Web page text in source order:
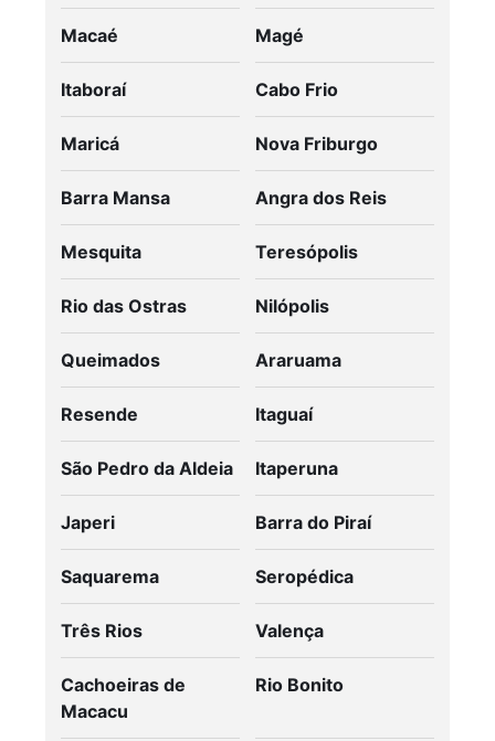
Macaé Magé
Itaboraí Cabo Frio
Maricá Nova Friburgo
Barra Mansa Angra dos Reis
Mesquita Teresópolis
Rio das Ostras Nilópolis
Queimados Araruama
Resende Itaguaí
São Pedro da Aldeia Itaperuna
Japeri Barra do Piraí
Saquarema Seropédica
Três Rios Valença
Cachoeiras de
Macacu
Rio Bonito